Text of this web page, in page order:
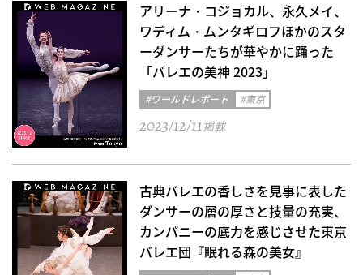
アリーナ・コジョカル、永久メイ、
ワディム・ムンタギロフほかのスタ
ーダンサーたちが華やかに踊った
「バレエの美神 2023」
#ワールドレポート #東京
2023/12/11掲載
古典バレエの香しさを見事に表した
ダンサーの層の厚さと技量の充実、
カンパニーの底力を感じさせた東京
バレエ団『眠れる森の美女』